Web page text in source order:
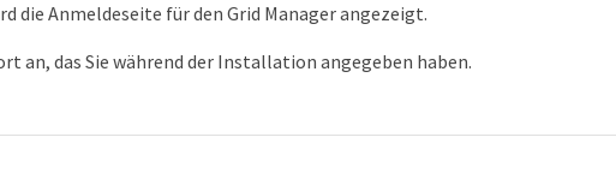
die Anmeldeseite für den Grid Manager angezeigt.
an, das Sie während der Installation angegeben haben.